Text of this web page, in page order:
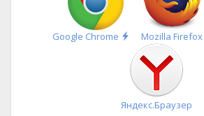
Google Chrome
Быстрая
установка
Mozilla Firefox
Яндекс.Браузер